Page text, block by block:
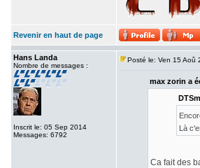
Revenir en haut de page
Hans Landa
Nombre de messages :
Inscrit le: 05 Sep 2014
Messages: 6792
Posté le: Ven 15 Aoû
max zorin a
Là
Ca fait des